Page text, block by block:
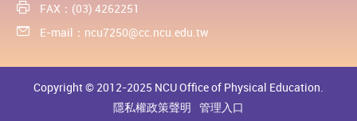
FAX：(03) 4262251
E-mail： ncu7250@cc.ncu.edu.tw
Copyright © 2012-2025 NCU Office of Physical Education.
隱私權政策聲明 管理入口